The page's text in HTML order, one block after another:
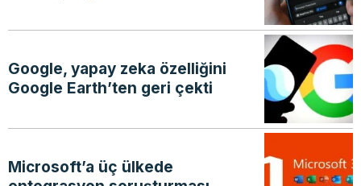
Google, yapay zeka özelliğini
Google Earth’ten geri çekti
Microsoft’a üç ülkede